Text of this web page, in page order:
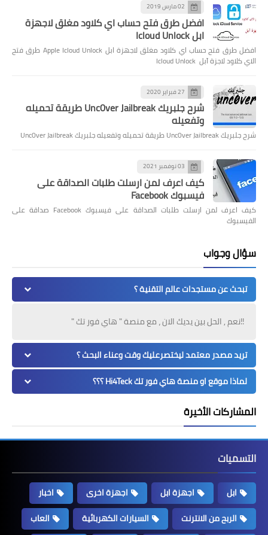
02 مارس 2019
افضل طرق فتح حساب اي كلاود مغلق لاجهزة
ابل Icloud Unlock
افضل طرق فتح حساب اي كلاود مغلق لاجهزة ابل Apple Icloud Unlock طرق فتح
الاي كلاود لاجزة آبل Icloud Unlock
27 فبراير 2020
شرح جلبريك Unc0ver Jailbreak طريقة تحميله
وتفعيله
شرح جلبريك Unc0ver Jailbreak طريقة تحميله وتفعيله جلبريك Unc0ver Jailbreak
03 نوفمبر 2021
كيف اعرف لمن ارسلت طلبات الصداقة على
فيسبوك Facebook
كيف اعرف لمن ارسلت طلبات الصداقة على فيسبوك Facebook صداقة على
الفيسبوك
سؤال وجواب
تبحث عن مستجدات عالم التقنية ؟
!!نعم , الحل بين يديك الان ، مع منصة " هاي فور تك "
تريد مصدر معتمد ليختصرعليك وقت وعناء البحث ؟
لماذا موقع او منصة هاي فور تك Hi4Teck ؟؟؟
المشاركات الأخيرة
التسميات
ابل اجهزة ابل اجهزة اخرى
اخبار
الربح من الانترنت
السيارات الكهربائية
العاب